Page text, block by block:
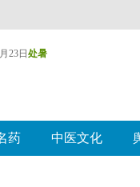
23日 处暑
药 中医文化